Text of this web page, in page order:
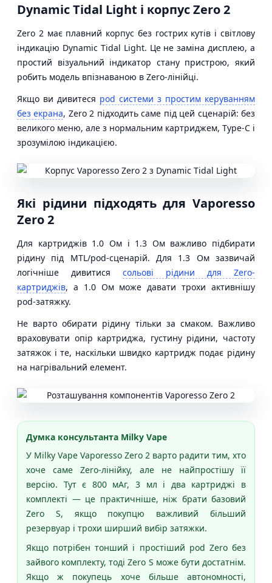
Dynamic Tidal Light і корпус Zero 2
Zero 2 має плавний корпус без гострих кутів і світлову
індикацію Dynamic Tidal Light. Це не заміна дисплею, а
простий візуальний індикатор стану пристрою, який
робить модель впізнаваною в Zero-лінійці.
Якщо ви дивитеся pod системи з простим керуванням
без екрана, Zero 2 підходить саме під цей сценарій: без
великого меню, але з нормальним картриджем, Type-C і
зрозумілою індикацією.
Які рідини підходять для Vaporesso
Zero 2
Для картриджів 1.0 Ом і 1.3 Ом важливо підбирати
рідину під MTL/pod-сценарій. Для 1.3 Ом зазвичай
логічніше дивитися сольові рідини для Zero-
картриджів, а 1.0 Ом може давати трохи активнішу
pod-затяжку.
Не варто обирати рідину тільки за смаком. Важливо
враховувати опір картриджа, густину рідини, частоту
затяжок і те, наскільки швидко картридж подає рідину
на нагрівальний елемент.
Думка консультанта Milky Vape
У Milky Vape Vaporesso Zero 2 варто радити тим, хто
хоче саме Zero-лінійку, але не найпростішу її
версію. Тут є 800 мАг, 3 мл і два картриджі в
комплекті — це практичніше, ніж брати базовий
Zero S, якщо покупцю важливий більший
резервуар і трохи ширший вибір затяжки.
Якщо потрібен тонший і простіший pod Zero без
зайвого комплекту, тоді Zero S може бути достатнім.
Якщо ж покупець хоче більше автономності,